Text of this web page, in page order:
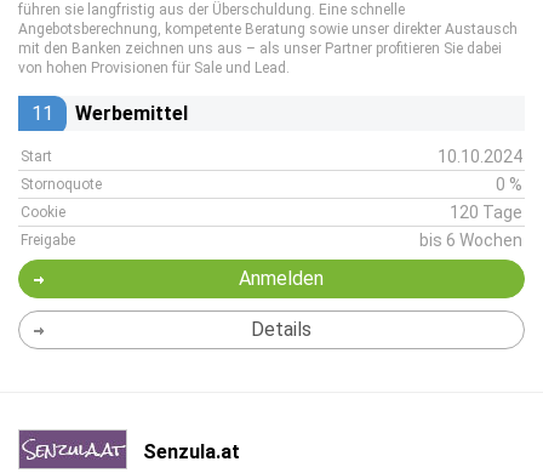
führen sie langfristig aus der Überschuldung. Eine schnelle
Angebotsberechnung, kompetente Beratung sowie unser direkter Austausch
mit den Banken zeichnen uns aus – als unser Partner profitieren Sie dabei
von hohen Provisionen für Sale und Lead.
11 Werbemittel
Start 10.10.2024
Stornoquote 0 %
Cookie 120 Tage
Freigabe bis 6 Wochen
Anmelden
Details
Senzula.at